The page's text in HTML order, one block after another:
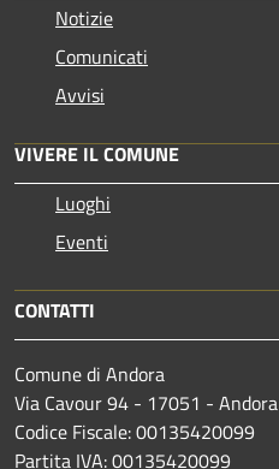
Notizie
Comunicati
Avvisi
VIVERE IL COMUNE
Luoghi
Eventi
CONTATTI
Comune di Andora
Via Cavour 94 - 17051 - Andora
Codice Fiscale: 00135420099
Partita IVA: 00135420099